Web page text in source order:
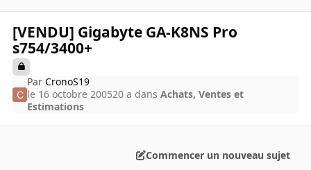
[VENDU] Gigabyte GA-K8NS Pro
s754/3400+
ParCronoS19
le 16 octobre 200520 a dansAchats, Ventes et
Estimations
Commencer un nouveau sujet